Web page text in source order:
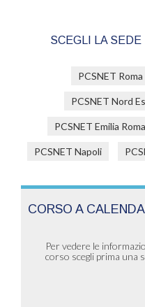
SCEGLI LA
PCSNET Roma
PCSNET Nord
PCSNET Emilia
PCSNET Napoli
CORSO A
Per vedere le
corso scegli prima una